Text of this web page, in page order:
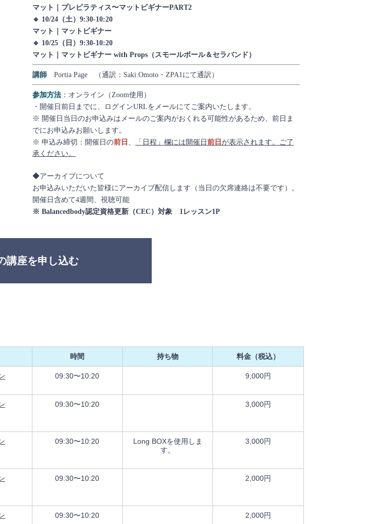
マット｜プレピラティス〜マットビギナーPART2
🔹 10/24（土）9:30-10:20
マット｜マットビギナー
🔹 10/25（日）9:30-10:20
マット｜マットビギナー with Props（スモールボール＆セラバンド）
講師Portia Page （通訳：Saki.Omoto・ZPA1にて通訳）
参加方法：オンライン（Zoom使用）
・開催日前日までに、ログインURLをメールにてご案内いたします。
※ 開催日当日のお申込みはメールのご案内がおくれる可能性があるため、前日ま
でにお申込みお願いします。
※ 申込み締切：開催日の前日 「日程」欄には開催日前日が表示されます。ご了
承ください。
◆アーカイブについて
お申込みいただいた皆様にアーカイブ配信します（当日の欠席連絡は不要です）。
開催日含めて4週間、視聴可能
※ Balancedbody認定資格更新（CEC）対象 1レッスン1P
講座を申し込む
時間 持ち物 料金（税込）
09:30〜10:20 9,000円
09:30〜10:20 3,000円
09:30〜10:20
Long BOXを使用しま
す。
3,000円
09:30〜10:20 2,000円
09:30〜10:20 2,000円